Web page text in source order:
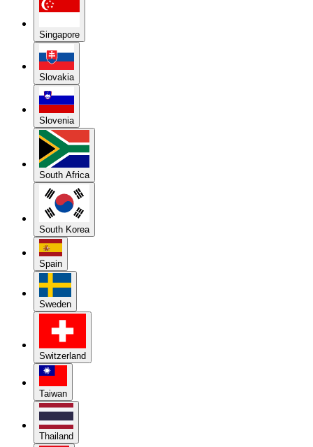
Singapore
Slovakia
Slovenia
South Africa
South Korea
Spain
Sweden
Switzerland
Taiwan
Thailand